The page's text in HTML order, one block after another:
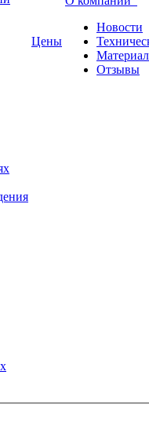
Цены
Новости
Отзывы